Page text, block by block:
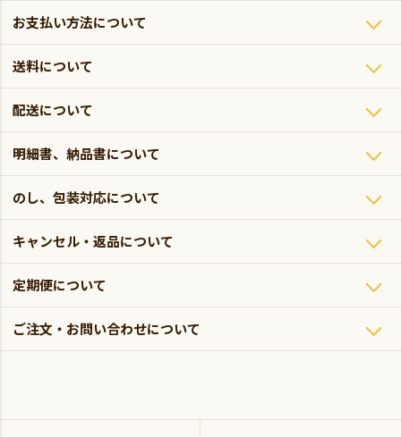
お支払い方法について
送料について
配送について
明細書、納品書について
のし、包装対応について
キャンセル・返品について
定期便について
ご注文・お問い合わせについて